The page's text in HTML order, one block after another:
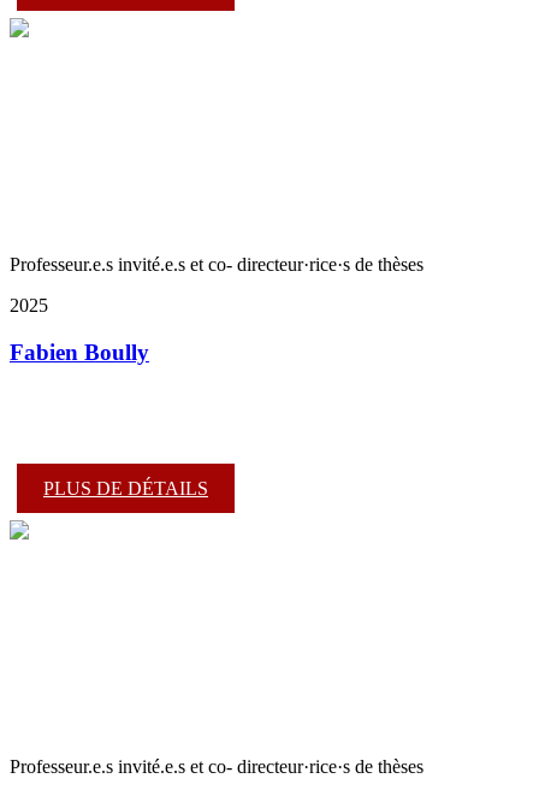
Professeur.e.s invité.e.s et co- directeur·rice·s de thèses
2025
Fabien Boully
PLUS DE DÉTAILS
Professeur.e.s invité.e.s et co- directeur·rice·s de thèses